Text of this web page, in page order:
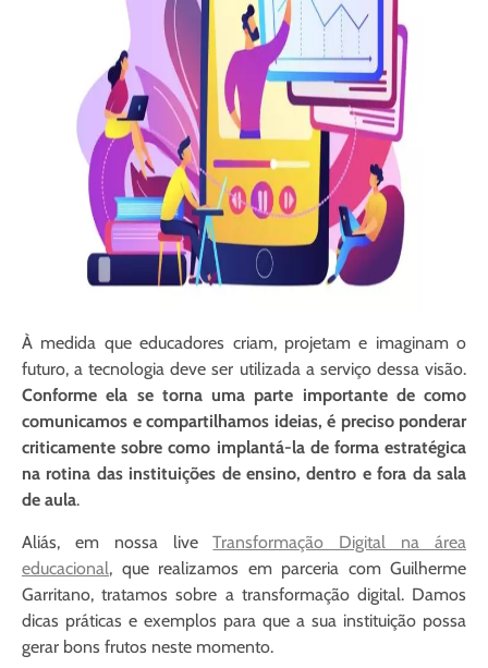
À medida que educadores criam, projetam e imaginam o
futuro, a tecnologia deve ser utilizada a serviço dessa visão.
Conforme ela se torna uma parte importante de como
comunicamos e compartilhamos ideias, é preciso ponderar
criticamente sobre como implantá-la de forma estratégica
na rotina das instituições de ensino, dentro e fora da sala
de aula.
Aliás, em nossa liveTransformação Digital na área
educacional, que realizamos em parceria com Guilherme
Garritano, tratamos sobre a transformação digital. Damos
dicas práticas e exemplos para que a sua instituição possa
gerar bons frutos neste momento.